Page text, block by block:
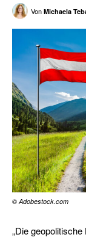
Von Michaela
© Adobestock.com
„Die